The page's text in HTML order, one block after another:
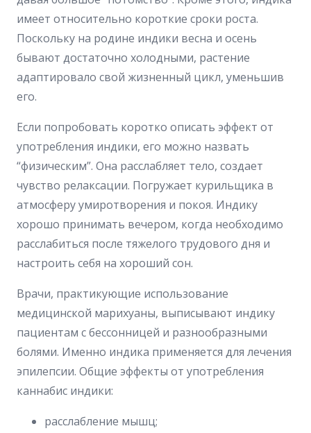
имеет относительно короткие сроки роста.
Поскольку на родине индики весна и осень
бывают достаточно холодными, растение
адаптировало свой жизненный цикл, уменьшив
его.
Если попробовать коротко описать эффект от
употребления индики, его можно назвать
“физическим”. Она расслабляет тело, создает
чувство релаксации. Погружает курильщика в
атмосферу умиротворения и покоя. Индику
хорошо принимать вечером, когда необходимо
расслабиться после тяжелого трудового дня и
настроить себя на хороший сон.
Врачи, практикующие использование
медицинской марихуаны, выписывают индику
пациентам с бессонницей и разнообразными
болями. Именно индика применяется для лечения
эпилепсии. Общие эффекты от употребления
каннабис индики:
расслабление мышц;